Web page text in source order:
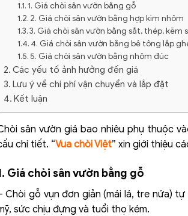
1. Giá chòi sân vườn bằng gỗ
2. Giá chòi sân vườn bằng hợp kim nhôm
3. Giá chòi sân vườn bằng sắt, thép, kẽm
4. Giá chòi sân vườn bằng bê tông lắp
5. Giá chòi sân vườn bằng nhôm đúc
Các yếu tố ảnh hưởng đến giá
Lưu ý về chi phí vận chuyển và lắp đặt
Kết luận
sân vườn giá bao nhiêu phụ thuộc
chi tiết. “Vua chòi Việt” xin giới thiệu
Giá chòi sân vườn bằng gỗ
Chòi gỗ vụn đơn giản (mái lá, tre nứa)
sức chịu đựng và tuổi thọ kém.